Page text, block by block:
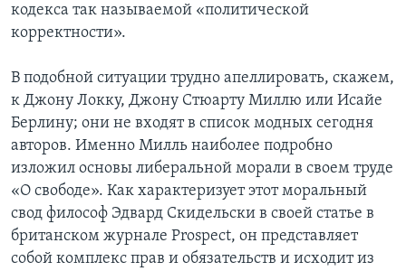
кодекса так называемой «политической
корректности».
В подобной ситуации трудно апеллировать, скажем,
к Джону Локку, Джону Стюарту Миллю или Исайе
Берлину; они не входят в список модных сегодня
авторов. Именно Милль наиболее подробно
изложил основы либеральной морали в своем труде
«О свободе». Как характеризует этот моральный
свод философ Эдвард Скидельски в своей статье в
британском журнале Prospect, он представляет
собой комплекс прав и обязательств и исходит из